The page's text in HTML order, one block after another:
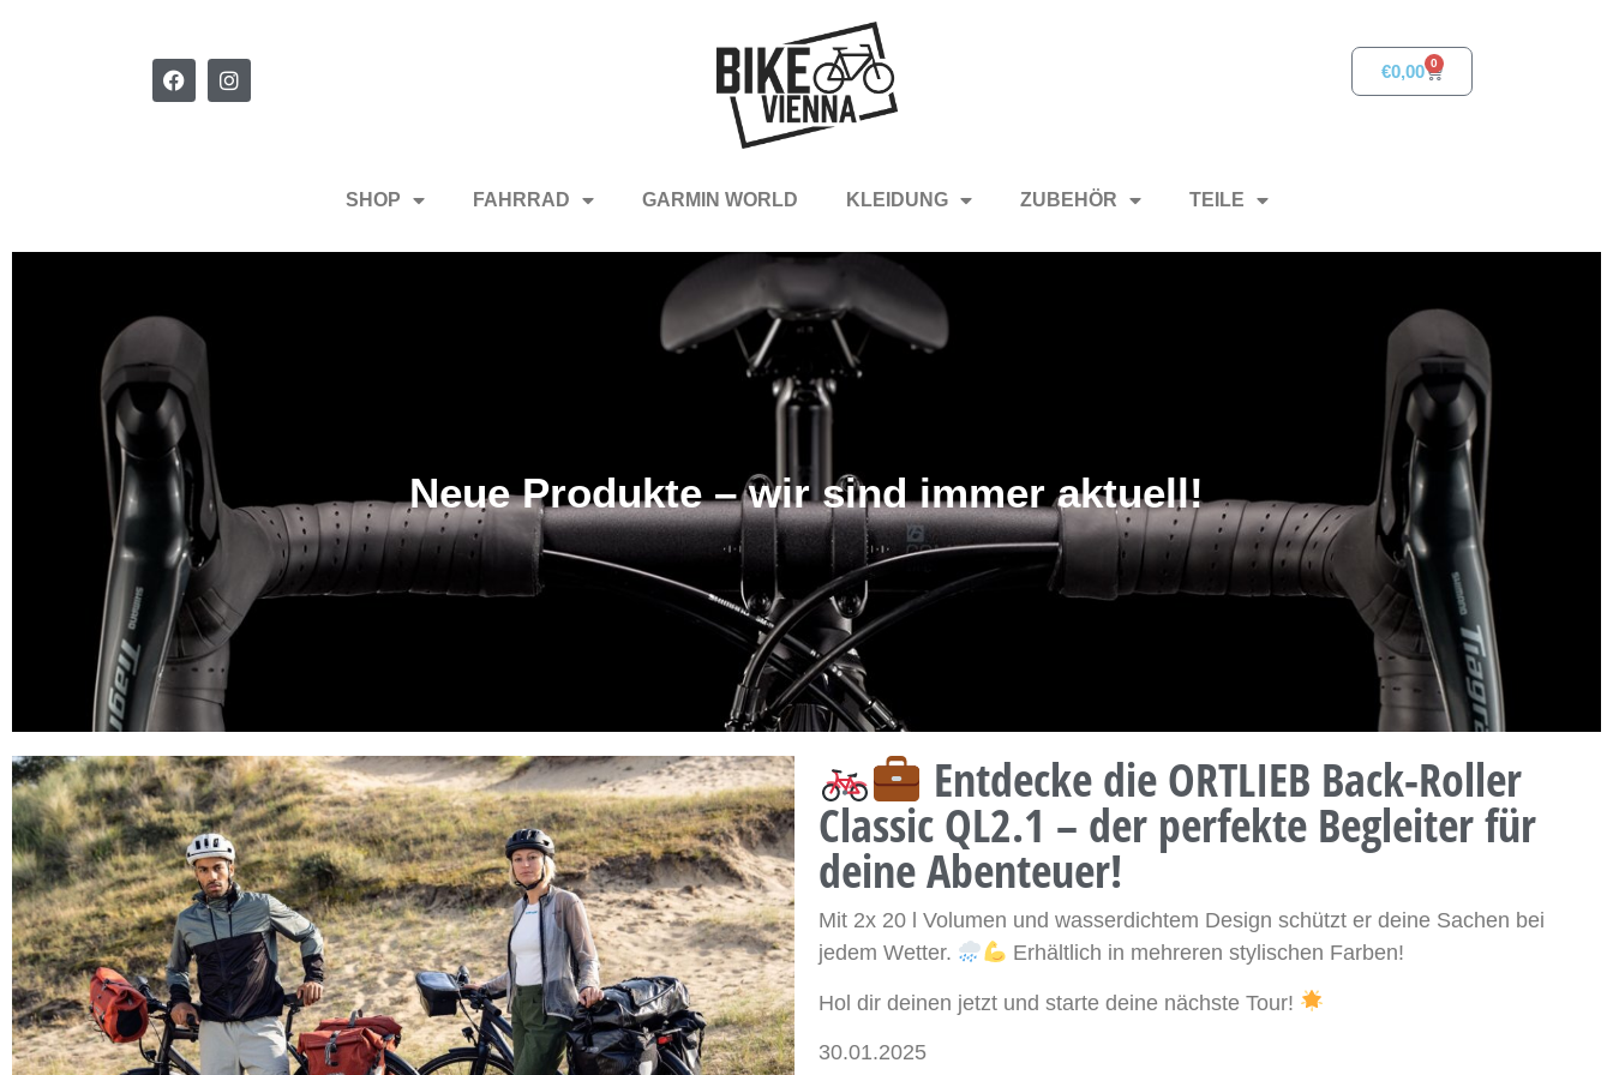
€0,00 0
SHOP FAHRRAD GARMIN WORLD KLEIDUNG ZUBEHÖR TEILE
Neue Produkte – wir sind immer aktuell!
Entdecke die ORTLIEB Back-Roller
Classic QL2.1 – der perfekte Begleiter für
deine Abenteuer!
Mit 2x 20 l Volumen und wasserdichtem Design schützt er deine Sachen bei
jedem Wetter.
Erhältlich in mehreren stylischen Farben!
Hol dir deinen jetzt und starte deine nächste Tour!
30.01.2025